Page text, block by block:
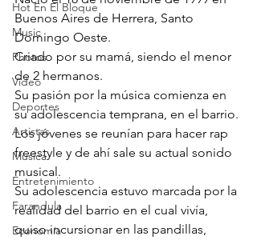
Hot En El Bloque
Music
Photos
Video
Deportes
Artistas
Musica
Entretenimiento
Farandula
Economía
Buenos Aires de Herrera, Santo
Domingo Oeste.
Criado por su mamá, siendo el menor
de 2 hermanos.
Su pasión por la música comienza en
su adolescencia temprana, en el barrio.
Los jóvenes se reunían para hacer rap
freestyle y de ahí sale su actual sonido
musical.
Su adolescencia estuvo marcada por la
realidad del barrio en el cual vivía,
quiso incursionar en las pandillas,